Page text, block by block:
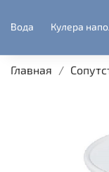
Вода Кулера
Главная